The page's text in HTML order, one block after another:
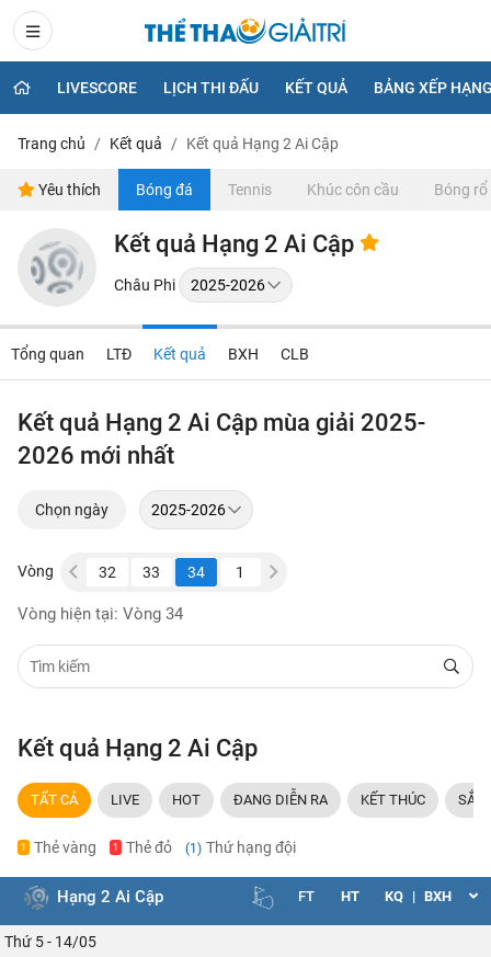
LIVESCORE LỊCH THI ĐẤU KẾT QUẢ BẢNG XẾP
Trang chủ Kết quả Kết quả Hạng 2 Ai Cập
Yêu thích Bóng đá Tennis Khúc côn cầu Bóng rổ
Kết quả Hạng 2 Ai Cập
Châu Phi
Tổng quan LTĐ Kết quả BXH CLB
Kết quả Hạng 2 Ai Cập mùa giải 2025-
2026 mới nhất
Chọn ngày
Vòng
30 31 32 33 34 1
Vòng hiện tại: Vòng 34
Kết quả Hạng 2 Ai Cập
TẤT CẢ LIVE HOT ĐANG DIỄN RA KẾT THÚC SẮP
1 Thẻ vàng 1 Thẻ đỏ (1) Thứ hạng đội
Hạng 2 Ai Cập FT HT KQ | BXH
Thứ 5 - 14/05